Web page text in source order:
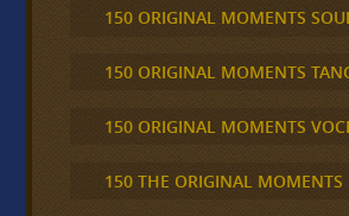
150 ORIGINAL MOMENTS
150 ORIGINAL MOMENTS
150 ORIGINAL MOMENTS
150 THE ORIGINAL MOMENTS